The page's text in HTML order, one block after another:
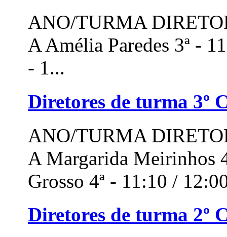
ANO/TURMA
A Amélia Paredes 3ª -
- 1...
Diretores de turma 3º
ANO/TURMA
A Margarida Meirinhos
Grosso 4ª - 11:10 /
Diretores de turma 2º